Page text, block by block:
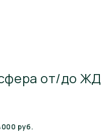
от/до ЖД
руб.